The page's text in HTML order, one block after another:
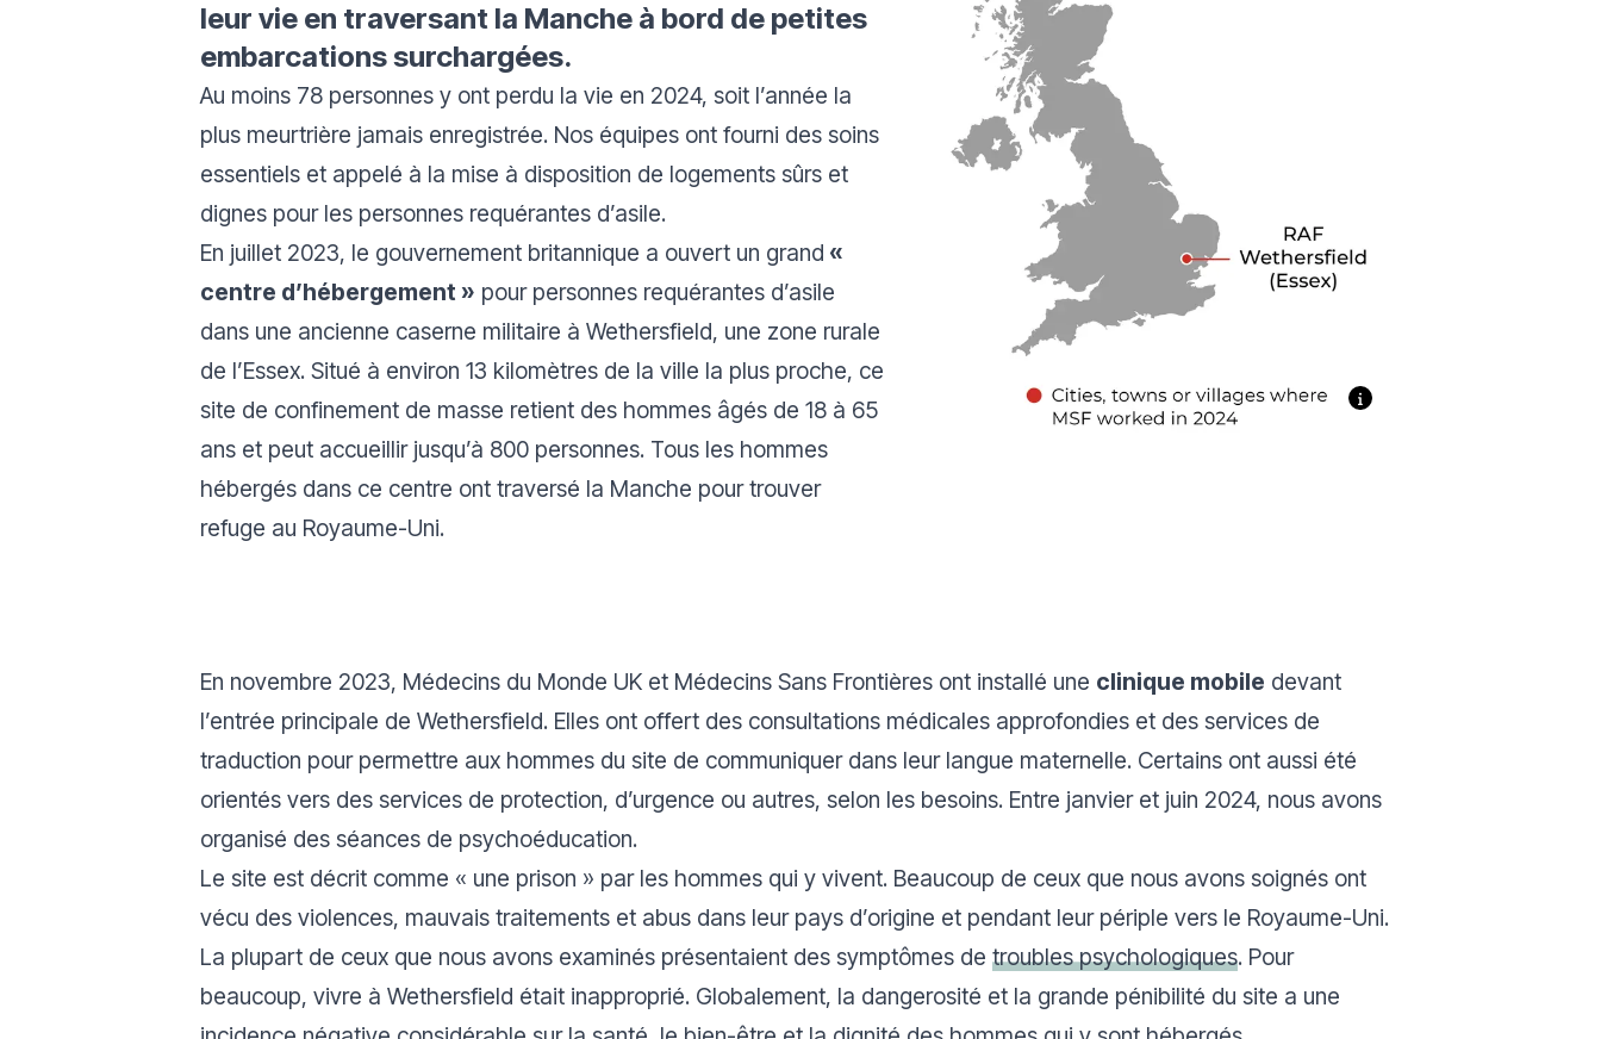
leur vie en traversant la Manche à bord de petites
embarcations surchargées.
Au moins 78 personnes y ont perdu la vie en 2024, soit l’année la
plus meurtrière jamais enregistrée. Nos équipes ont fourni des soins
essentiels et appelé à la mise à disposition de logements sûrs et
dignes pour les personnes requérantes d’asile.
En juillet 2023, le gouvernement britannique a ouvert un grand «
centre d’hébergement » pour personnes requérantes d’asile
dans une ancienne caserne militaire à Wethersfield, une zone rurale
de l’Essex. Situé à environ 13 kilomètres de la ville la plus proche, ce
site de confinement de masse retient des hommes âgés de 18 à 65
ans et peut accueillir jusqu’à 800 personnes. Tous les hommes
hébergés dans ce centre ont traversé la Manche pour trouver
refuge au Royaume-Uni.
En novembre 2023, Médecins du Monde UK et Médecins Sans Frontières ont installé une clinique mobile devant
l’entrée principale de Wethersfield. Elles ont offert des consultations médicales approfondies et des services de
traduction pour permettre aux hommes du site de communiquer dans leur langue maternelle. Certains ont aussi été
orientés vers des services de protection, d’urgence ou autres, selon les besoins. Entre janvier et juin 2024, nous avons
organisé des séances de psychoéducation.
Le site est décrit comme « une prison » par les hommes qui y vivent. Beaucoup de ceux que nous avons soignés ont
vécu des violences, mauvais traitements et abus dans leur pays d’origine et pendant leur périple vers le Royaume-Uni.
La plupart de ceux que nous avons examinés présentaient des symptômes de troubles psychologiques. Pour
beaucoup, vivre à Wethersfield était inapproprié. Globalement, la dangerosité et la grande pénibilité du site a une